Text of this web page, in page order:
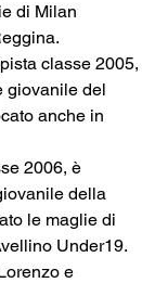
di Milan
classe 2005,
giovanile del
anche in
2006, è
della
le maglie di
Under19.
e